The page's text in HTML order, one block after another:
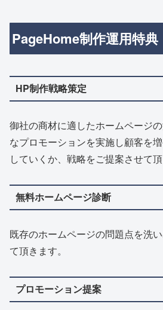
PageHome制作運用特典
HP制作戦略策定
御社の商材に適したホームページ
なプロモーションを実施し顧客を
していくか、戦略をご提案させて頂
無料ホームページ診断
既存のホームページの問題点を洗
て頂きます。
プロモーション提案